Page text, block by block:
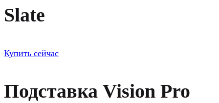
Slate
Купить сейчас
Подставка Vision Pro